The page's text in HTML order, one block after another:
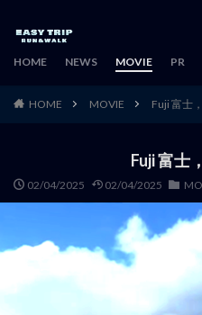
HOME NEWS MOVIE PR
HOME MOVIE Fuji 富士
Fuji 富士
02/04/2025 02/04/2025